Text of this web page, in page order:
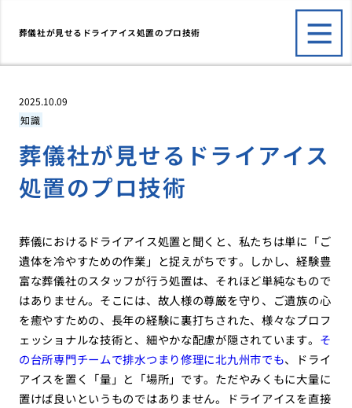
葬儀社が見せるドライアイス処置のプロ技術
2025.10.09
知識
葬儀社が見せるドライアイス
処置のプロ技術
葬儀におけるドライアイス処置と聞くと、私たちは単に「ご
遺体を冷やすための作業」と捉えがちです。しかし、経験豊
富な葬儀社のスタッフが行う処置は、それほど単純なもので
はありません。そこには、故人様の尊厳を守り、ご遺族の心
を癒やすための、長年の経験に裏打ちされた、様々なプロフ
ェッショナルな技術と、細やかな配慮が隠されています。 そ
の台所専門チームで排水つまり修理に北九州市でも、ドライ
アイスを置く「量」と「場所」です。ただやみくもに大量に
置けば良いというものではありません。ドライアイスを直接